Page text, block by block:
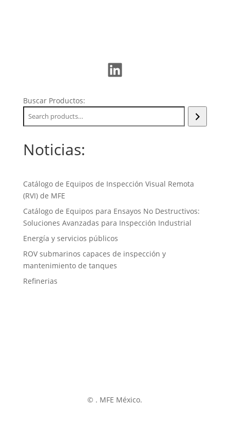
LinkedIn
Buscar Productos:
Noticias:
Catálogo de Equipos de Inspección Visual Remota
(RVI) de MFE
Catálogo de Equipos para Ensayos No Destructivos:
Soluciones Avanzadas para Inspección Industrial
Energía y servicios públicos
ROV submarinos capaces de inspección y
mantenimiento de tanques
Refinerias
© . MFE México.